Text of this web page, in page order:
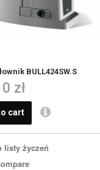
BULL424SW.S
zł
cart
listy życzeń